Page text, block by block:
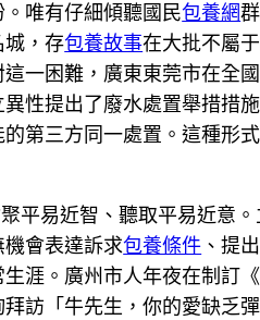
唯有仔細傾聽國民包養網
城，存包養故事在大批不屬
一困難，廣東東莞市在全
性提出了廢水處置舉措措
第三方同一處置。這種形
平易近智、聽取平易近意
機會表達訴求包養條件 、提
涯。廣州市人年夜在制訂
訪「牛先生，你的愛缺乏